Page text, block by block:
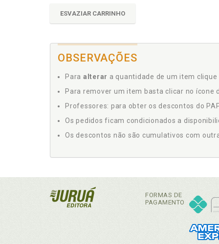
ESVAZIAR CARRINHO
OBSERVAÇÕES
Para alterar a quantidade de um item
Para remover um item basta clicar no ícone
Professores: para obter os descontos do
Os pedidos ficam condicionados a
Os descontos não são cumulativos com
FORMAS DE
PAGAMENTO